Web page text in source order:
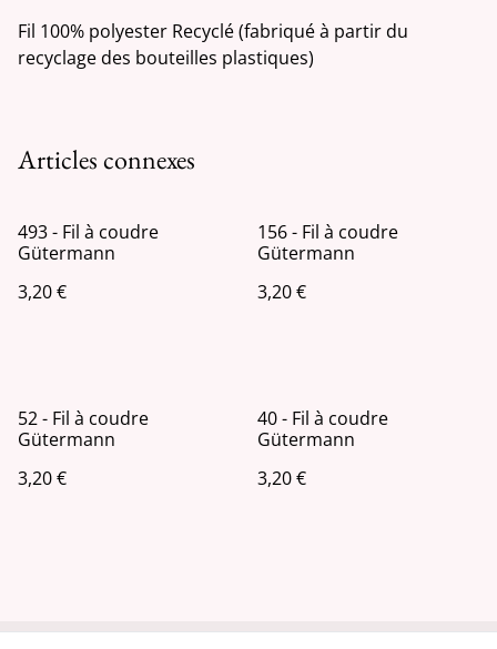
Fil 100% polyester Recyclé (fabriqué à partir du
recyclage des bouteilles plastiques)
Articles connexes
493 - Fil à coudre
Gütermann
3,20 €
156 - Fil à coudre
Gütermann
3,20 €
52 - Fil à coudre
Gütermann
3,20 €
40 - Fil à coudre
Gütermann
3,20 €